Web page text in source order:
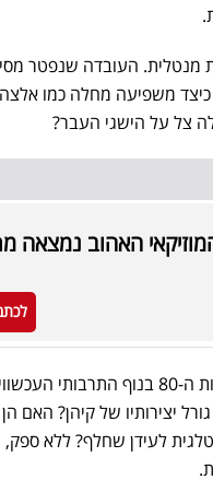
מנטלית. העובדה שנפטר
כיצד משפיעה מחלה כמו
צל על הישגי העבר?
לבסוף, פטירתו של קיהן מעוררת מחשבות על מקומה של מוזיקת שנות
יצירותיו של קיהן? האם הן
לעידן שחלף? ללא